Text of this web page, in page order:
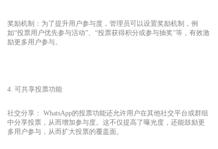
奖励机制：为了提升用户参与度，管理员可以设置奖励机制，例
如“投票用户优先参与活动”、“投票获得积分或参与抽奖”等，有效激
励更多用户参与。
4. 可共享投票功能
社交分享： WhatsApp的投票功能还允许用户在其他社交平台或群组
中分享投票，从而增加参与度。这不仅提高了曝光度，还能鼓励更
多用户参与，从而扩大投票的覆盖面。